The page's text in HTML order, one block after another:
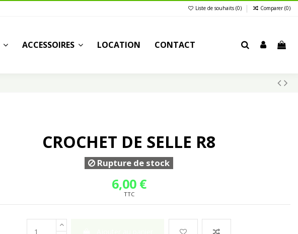
Liste de souhaits (0) Comparer (0)
ACCESSOIRES LOCATION CONTACT
CROCHET DE SELLE R8
Rupture de stock
6,00 €
TTC